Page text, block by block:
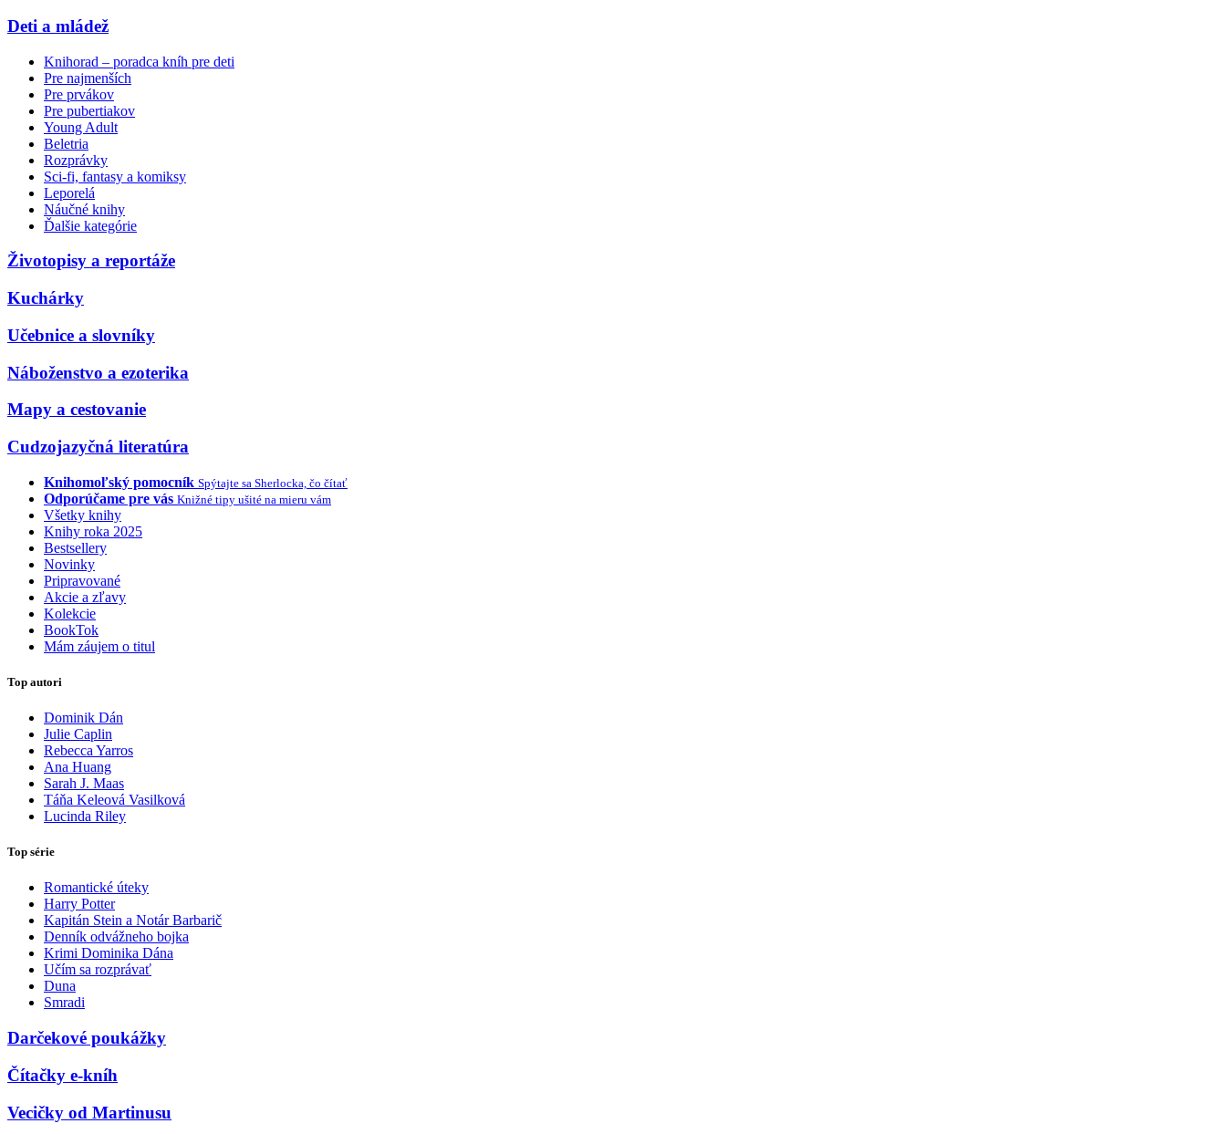
Deti a mládež
Knihorad – poradca kníh pre deti
Pre najmenších
Pre prvákov
Pre pubertiakov
Young Adult
Beletria
Rozprávky
Sci-fi, fantasy a komiksy
Leporelá
Náučné knihy
Ďalšie kategórie
Životopisy a reportáže
Kuchárky
Učebnice a slovníky
Náboženstvo a ezoterika
Mapy a cestovanie
Cudzojazyčná literatúra
Knihomoľský pomocník Spýtajte sa Sherlocka, čo čítať
Odporúčame pre vás Knižné tipy ušité na mieru vám
Všetky knihy
Knihy roka 2025
Bestsellery
Novinky
Pripravované
Akcie a zľavy
Kolekcie
BookTok
Mám záujem o titul
Top autori
Dominik Dán
Julie Caplin
Rebecca Yarros
Ana Huang
Sarah J. Maas
Táňa Keleová Vasilková
Lucinda Riley
Top série
Romantické úteky
Harry Potter
Kapitán Stein a Notár Barbarič
Denník odvážneho bojka
Krimi Dominika Dána
Učím sa rozprávať
Duna
Smradi
Darčekové poukážky
Čítačky e-kníh
Vecičky od Martinusu